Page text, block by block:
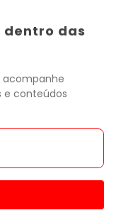
das
acompanhe
e conteúdos